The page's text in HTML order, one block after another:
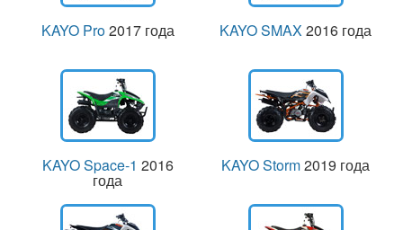
KAYO Pro2017 года KAYO SMAX 2016 года
KAYO Space-1 2016
года
KAYO Storm2019 года